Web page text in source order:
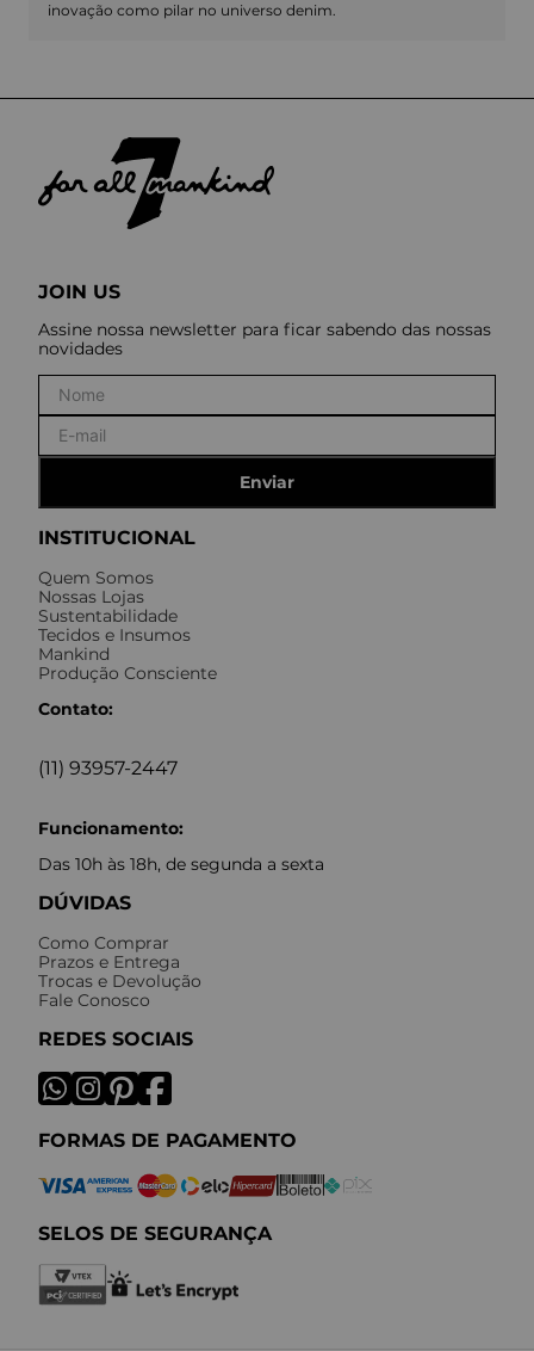
inovação como pilar no universo denim.
INSTITUCIONAL
Quem Somos
Nossas Lojas
Sustentabilidade
Tecidos e Insumos
Mankind
Produção Consciente
Contato:
(11) 93957-2447
Funcionamento:
Das 10h às 18h, de segunda a sexta
DÚVIDAS
Como Comprar
Prazos e Entrega
Trocas e Devolução
Fale Conosco
REDES SOCIAIS
FORMAS DE PAGAMENTO
SELOS DE SEGURANÇA
JOIN US
Assine nossa newsletter para ficar sabendo das nossas
novidades
Enviar